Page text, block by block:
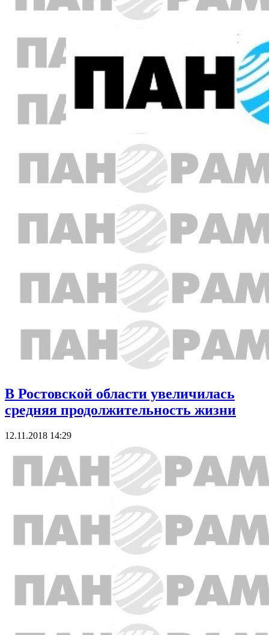
В Ростовской области увеличилась
средняя продолжительность жизни
12.11.2018 14:29